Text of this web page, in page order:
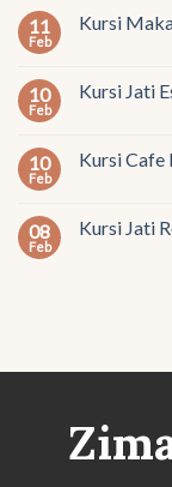
11
Feb
Kursi
10
Feb
Kursi Jati
10
Feb
Kursi Cafe
08
Feb
Kursi Jati